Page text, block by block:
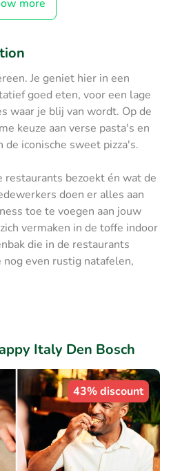
more
Je geniet hier in een
goed eten, voor een lage
waar je blij van wordt. Op de
keuze aan verse pasta's en
iconische sweet pizza's.
restaurants bezoekt én wat de
doen er alles aan
toe te voegen aan jouw
vermaken in de toffe indoor
die in de restaurants
even rustig natafelen,
Italy Den Bosch
43% discount